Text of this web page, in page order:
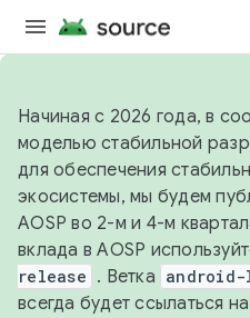
Начиная с 2026 года, в
моделью стабильной
для обеспечения
экосистемы, мы будем
AOSP во 2-м и 4-м
вклада в AOSP
release . Ветка
всегда будет ссылаться